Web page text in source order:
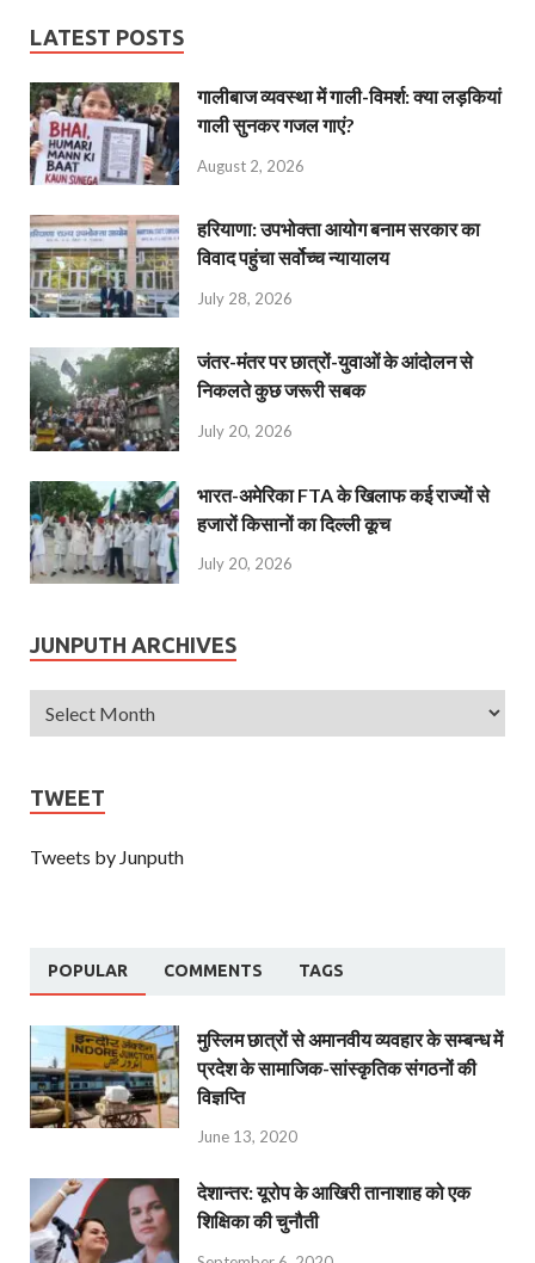
LATEST POSTS
गालीबाज व्‍यवस्‍था में गाली-विमर्श: क्या लड़कियां
गाली सुनकर गजल गाएं?
August 2, 2026
हरियाणा: उपभोक्ता आयोग बनाम सरकार का
विवाद पहुंचा सर्वोच्च न्यायालय
July 28, 2026
जंतर-मंतर पर छात्रों-युवाओं के आंदोलन से
निकलते कुछ जरूरी सबक
July 20, 2026
भारत-अमेरिका FTA के खिलाफ कई राज्यों से
हजारों किसानों का दिल्ली कूच
July 20, 2026
JUNPUTH ARCHIVES
TWEET
Tweets by Junputh
POPULAR COMMENTS TAGS
मुस्लिम छात्रों से अमानवीय व्यवहार के सम्बन्ध में
प्रदेश के सामाजिक-सांस्कृतिक संगठनों की
विज्ञप्ति
June 13, 2020
देशान्‍तर: यूरोप के आखिरी तानाशाह को एक
शिक्षिका की चुनौती